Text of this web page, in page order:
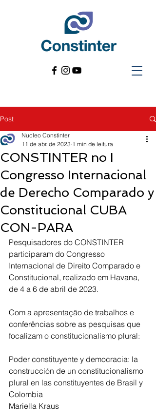
Post
CONSTINTER no I
Congresso Internacional
de Derecho Comparado y
Constitucional CUBA
CON-PARA
Nucleo Constinter
11 de abr. de 2023 1 min de leitura
Pesquisadores do CONSTINTER
participaram do Congresso
Internacional de Direito Comparado e
Constitucional, realizado em Havana,
de 4 a 6 de abril de 2023.
Com a apresentação de trabalhos e
conferências sobre as pesquisas que
focalizam o constitucionalismo plural:
Poder constituyente y democracia: la
construcción de un constitucionalismo
plural en las constituyentes de Brasil y
Colombia
Mariella Kraus